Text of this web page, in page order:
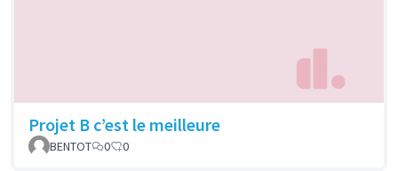
Projet B c’est le meilleure
BENTOT 0 0